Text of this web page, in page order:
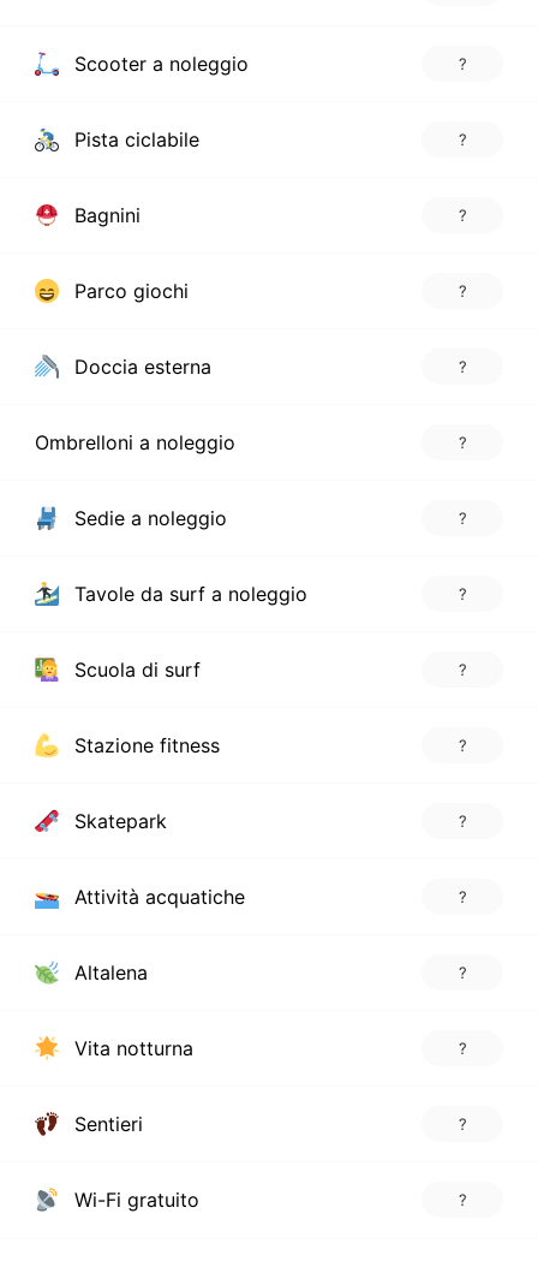
Scooter a noleggio ?
Pista ciclabile ?
Bagnini ?
Parco giochi ?
Doccia esterna ?
Ombrelloni a noleggio ?
Sedie a noleggio ?
Tavole da surf a noleggio ?
Scuola di surf ?
Stazione fitness ?
Skatepark ?
Attività acquatiche ?
Altalena ?
Vita notturna ?
Sentieri ?
Wi-Fi gratuito ?